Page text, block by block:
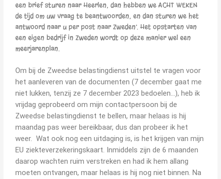
een brief sturen naar Heerlen, dan hebben we ACHT WEKEN
de tijd om uw vraag te beantwoorden, en dan sturen we het
antwoord naar u per post naar Zweden’. Het opstarten van
een eigen bedrijf in Zweden wordt op deze manier wel een
meerjarenplan.
Om bij de Zweedse belastingdienst uitstel te vragen voor
het aanleveren van de documenten (7 december gaat me
niet lukken, tenzij ze 7 december 2023 bedoelen…), heb ik
vrijdag geprobeerd om mijn contactpersoon bij de
Zweedse belastingdienst te bellen, maar helaas is hij
maandag pas weer bereikbaar, dus dan probeer ik het
weer. Wat ook nog een uitdaging is, is het krijgen van mijn
EU ziekteverzekeringskaart. Inmiddels zijn de 6 maanden
daarop wachten ruim verstreken en had ik hem allang
moeten ontvangen, maar helaas is hij nog niet binnen. Na